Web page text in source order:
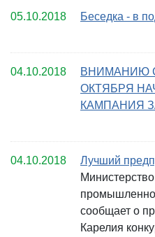
05.10.2018 Беседка - в
04.10.2018
ВНИМАНИЮ
ОКТЯБРЯ
КАМПАНИЯ
04.10.2018
Лучший
сообщает о
Карелия